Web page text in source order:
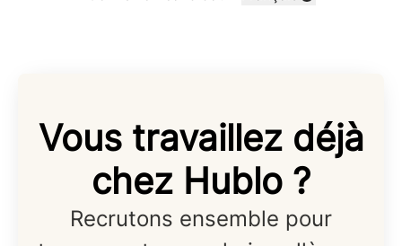
Changer la langue
Vous travaillez déjà
chez Hublo ?
Recrutons ensemble pour